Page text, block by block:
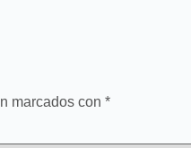
marcados con *